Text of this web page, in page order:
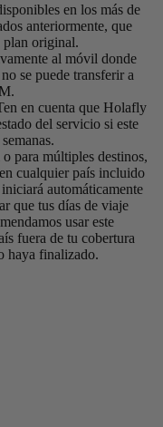
en los más de
anteriormente, que
plan original.
al móvil donde
se puede transferir a
en cuenta que Holafly
del servicio si este
para múltiples destinos,
cualquier país incluido
automáticamente
que tus días de viaje
usar este
fuera de tu cobertura
haya finalizado.